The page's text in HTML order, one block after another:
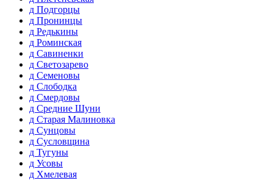
д Подгорцы
д Пронинцы
д Редькины
д Роминская
д Савиненки
д Светозарево
д Семеновы
д Слободка
д Смердовы
д Средние Шуни
д Старая Малиновка
д Сунцовы
д Сусловщина
д Тугуны
д Усовы
д Хмелевая